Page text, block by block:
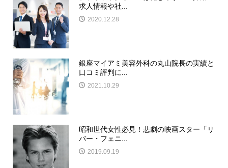
求人情報や社...
2020.12.28
銀座マイアミ美容外科の丸山院長の実績と
口コミ評判に...
2021.10.29
昭和世代女性必見！悲劇の映画スター「リ
バー・フェニ...
2019.09.19